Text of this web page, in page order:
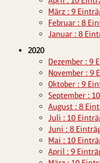
März : 9
Februar : 8
Januar : 8
2020
Dezember : 9
November : 9
Oktober : 9
September :
August : 8
Juli : 10
Juni : 8
Mai : 10
April : 9